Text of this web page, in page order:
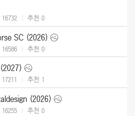
추천 0
SC (2026)
추천 0
추천 1
(2026)
추천 0